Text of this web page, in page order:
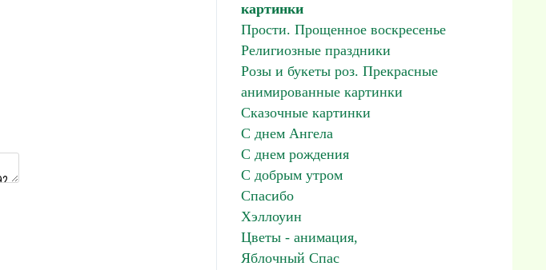
картинки
Прости. Прощенное воскресенье
Религиозные праздники
Розы и букеты роз. Прекрасные
анимированные картинки
Сказочные картинки
С днем Ангела
С днем рождения
С добрым утром
Спасибо
Хэллоуин
Цветы - анимация,
Яблочный Спас